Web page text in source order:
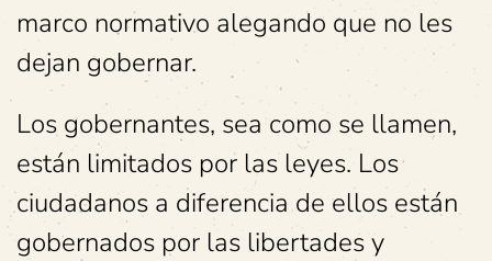
marco normativo alegando que no les
dejan gobernar.
Los gobernantes, sea como se llamen,
están limitados por las leyes. Los
ciudadanos a diferencia de ellos están
gobernados por las libertades y